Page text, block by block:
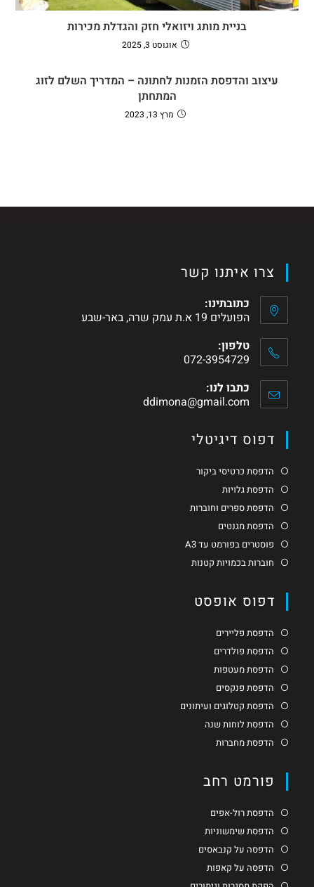
בניית מותג ויזואלי חזק והגדלת מכירות
אוגוסט 3, 2025
עיצוב והדפסת הזמנות לחתונה – המדריך השלם לזוג
המתחתן
מרץ 13, 2023
צרו איתנו קשר
כתובתינו:
הפועלים 19 א.ת עמק שרה, באר-שבע
טלפון:
072-3954729
כתבו לנו:
ddimona@gmail.com
דפוס דיגיטלי
הדפסת כרטיסי ביקור
הדפסת גלויות
הדפסת ספרים וחוברות
הדפסת מגנטים
פוסטרים בפורמט עד A3
חוברות בכמויות קטנות
דפוס אופסט
הדפסת פליירים
הדפסת פולדרים
הדפסת מעטפות
הדפסת פנקסים
הדפסת קטלוגים ועיתונים
הדפסת לוחות שנה
הדפסת מחברות
פורמט רחב
הדפסת רול-אפים
הדפסת שימשוניות
הדפסה על קנבאסים
הדפסה על קאפות